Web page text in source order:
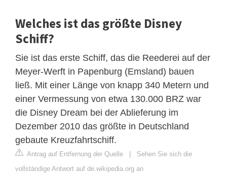
Welches ist das größte Disney
Schiff?
Sie ist das erste Schiff, das die Reederei auf der
Meyer-Werft in Papenburg (Emsland) bauen
ließ. Mit einer Länge von knapp 340 Metern und
einer Vermessung von etwa 130.000 BRZ war
die Disney Dream bei der Ablieferung im
Dezember 2010 das größte in Deutschland
gebaute Kreuzfahrtschiff.
Antrag auf Entfernung der Quelle | Sehen Sie sich die
vollständige Antwort auf de.wikipedia.org an